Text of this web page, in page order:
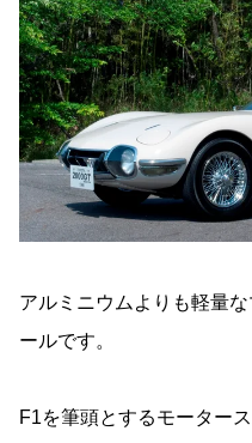
アルミニウムよりも軽量
ールです。
F1を筆頭とするモーター